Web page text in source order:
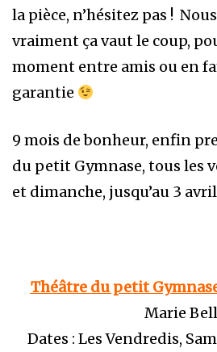
la pièce, n’hésitez pas !
vraiment ça vaut le coup,
moment entre amis ou en
garantie
9 mois de bonheur, enfin
du petit Gymnase, tous les
et dimanche, jusqu’au 3
Théâtre du petit
Marie Bell
Dates : Les Vendredis,